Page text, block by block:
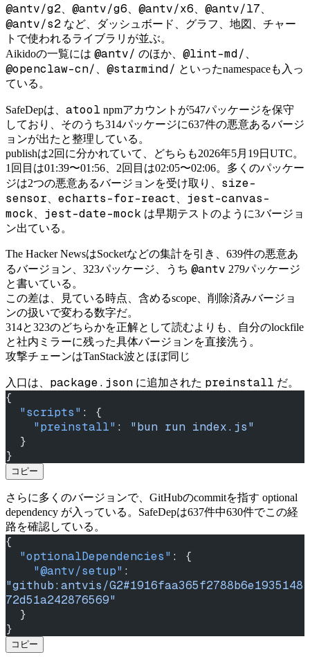
@antv/g2 @antv/g6 @antv/x6 @antv/l7
@antv/s2 など、ダッシュボード、グラフ、地図、チャー
トで使われるライブラリが並ぶ。
Aikidoの一覧には @antv/ のほか、 @lint-md/
@openclaw-cn/ @starmind/ といったnamespaceも入っ
ている。
SafeDepは、 atool npmアカウントが547パッケージを保守
しており、そのうち314パッケージに637件の悪意あるバージ
ョンが出たと整理している。
publishは2回に分かれていて、どちらも2026年5月19日UTC。
1回目は01:39〜01:56、2回目は02:05〜02:06。多くのパッケー
ジは2つの悪意あるバージョンを受け取り、 size-
sensor
echarts-for-react
jest-canvas-
mock
jest-date-mock は早期テストのように3バージョ
ン出ている。
The Hacker NewsはSocketなどの集計を引き、639件の悪意あ
るバージョン、323パッケージ、うち @antv 279パッケージ
と書いている。
この差は、見ている時点、含めるscope、削除済みバージョ
ンの扱いで変わる数字だ。
314と323のどちらかを正解として読むよりも、自分のlockfile
と社内ミラーに残った具体バージョンを直接洗う。
攻撃チェーンはTanStack波とほぼ同じ
入口は、 package.json に追加された preinstall だ。
{
  "scripts"
: {
    "preinstall"
: "bun run index.js"
  }
}
コピー
さらに多くのバージョンで、GitHubのcommitを指す optional
dependency が入っている。SafeDepは637件中630件でこの経
路を確認している。
{
  "optionalDependencies"
: {
    "@antv/setup"
"github:antvis/G2#1916faa365f2788b6e1935148
72d51a242876569"
  }
}
コピー